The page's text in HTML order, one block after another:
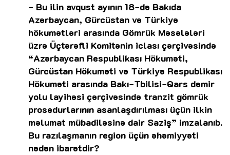
- Bu ilin avqust ayının 18-də Bakıda
Azərbaycan, Gürcüstan və Türkiyə
hökumətləri arasında Gömrük Məsələləri
üzrə Üçtərəfli Komitənin iclası çərçivəsində
“Azərbaycan Respublikası Hökuməti,
Gürcüstan Hökuməti və Türkiyə Respublikası
Hökuməti arasında Bakı-Tbilisi-Qars dəmir
yolu layihəsi çərçivəsində tranzit gömrük
prosedurlarının asanlaşdırılması üçün ilkin
məlumat mübadiləsinə dair Saziş” imzalanıb.
Bu razılaşmanın region üçün əhəmiyyəti
nədən ibarətdir?